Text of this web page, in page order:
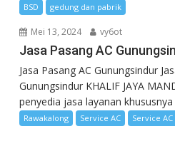
BSD gedung dan pabrik
Mei 13, 2024 vy6ot
Jasa Pasang AC
Jasa Pasang AC Gunungsindur
Gunungsindur KHALIF JAYA
penyedia jasa layanan khususnya
Rawakalong Service AC Service